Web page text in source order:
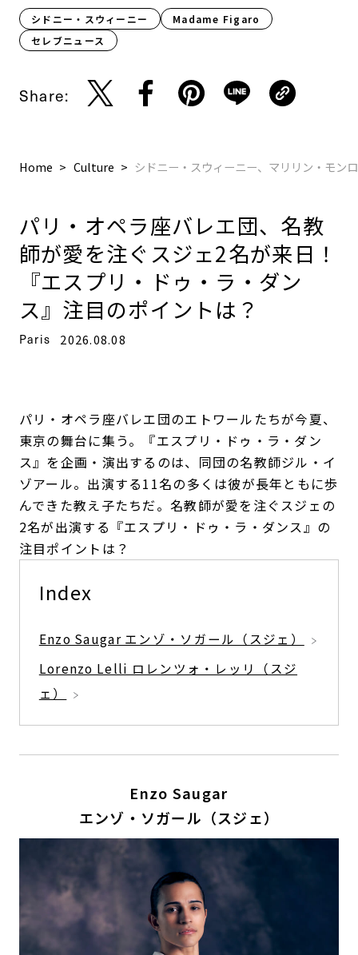
シドニー・スウィーニー
Madame Figaro
セレブニュース
Share:
Home Culture シドニー・スウィーニー、マリリン・モン
パリ・オペラ座バレエ団、名教
師が愛を注ぐスジェ2名が来日！
『エスプリ・ドゥ・ラ・ダン
ス』注目のポイントは？
Paris 2026.08.08
パリ・オペラ座バレエ団のエトワールたちが今夏、
東京の舞台に集う。『エスプリ・ドゥ・ラ・ダン
ス』を企画・演出するのは、同団の名教師ジル・イ
ゾアール。出演する11名の多くは彼が長年ともに歩
んできた教え子たちだ。名教師が愛を注ぐスジェの
2名が出演する『エスプリ・ドゥ・ラ・ダンス』の
注目ポイントは？
Index
Enzo Saugar エンゾ・ソガール（スジェ）
Lorenzo Lelli ロレンツォ・レッリ（スジ
ェ）
Enzo Saugar
エンゾ・ソガール（スジェ）